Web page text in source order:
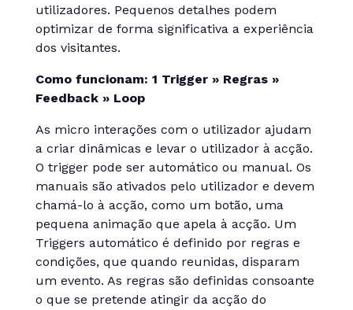
utilizadores. Pequenos detalhes podem
optimizar de forma significativa a experiência
dos visitantes.
Como funcionam: 1 Trigger » Regras »
Feedback » Loop
As micro interações com o utilizador ajudam
a criar dinâmicas e levar o utilizador à acção.
O trigger pode ser automático ou manual. Os
manuais são ativados pelo utilizador e devem
chamá-lo à acção, como um botão, uma
pequena animação que apela à acção. Um
Triggers automático é definido por regras e
condições, que quando reunidas, disparam
um evento. As regras são definidas consoante
o que se pretende atingir da acção do